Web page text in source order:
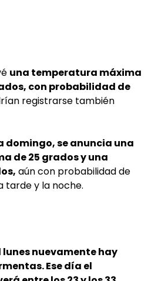
una temperatura máxima
con probabilidad de
registrarse también
domingo, se anuncia una
de 25 grados y una
aún con probabilidad de
tarde y la noche.
lunes nuevamente hay
Ese día el